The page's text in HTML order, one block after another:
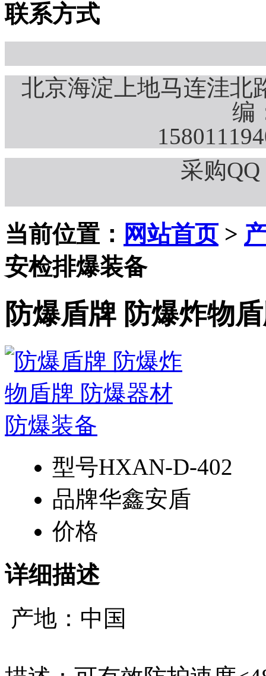
联系方式
北京海淀上地马连洼北
编
采购QQ
当前位置： 网站首页>
安检排爆装备
防爆盾牌 防爆炸物
型号HXAN-D-402
品牌华鑫安盾
价格
详细描述
产地：中国